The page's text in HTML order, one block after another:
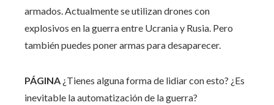
armados. Actualmente se utilizan drones con
explosivos en la guerra entre Ucrania y Rusia. Pero
también puedes poner armas para desaparecer.
PÁGINA ¿Tienes alguna forma de lidiar con esto? ¿Es
inevitable la automatización de la guerra?